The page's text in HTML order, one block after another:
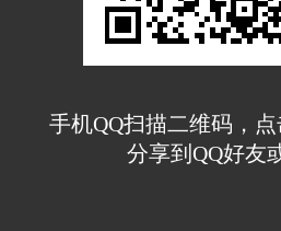
手机QQ扫描二维码，点
分享到QQ好友